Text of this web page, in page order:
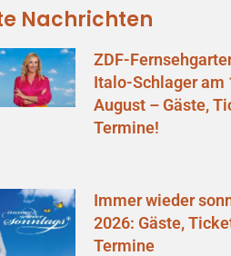
Nachrichten
ZDF-
Italo-Schlager am
August – Gäste,
Termine!
Immer wieder
2026: Gäste,
Termine